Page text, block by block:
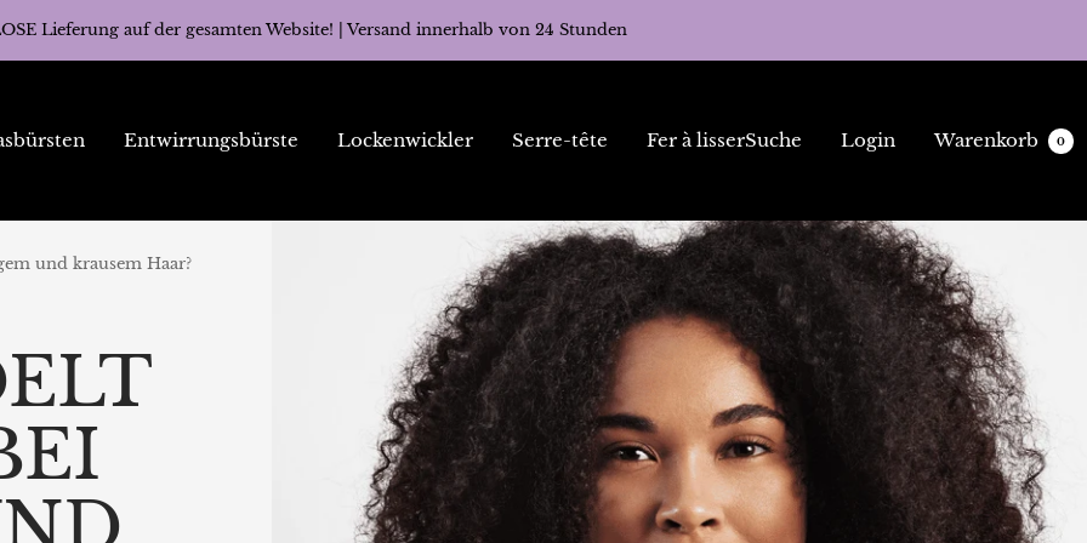
Lieferung auf der gesamten Website! | Versand innerhalb von 24 Stunden
Entwirrungsbürste Lockenwickler Serre-tête Fer à lisserSuche Login Warenkorb 0
und krausem Haar?